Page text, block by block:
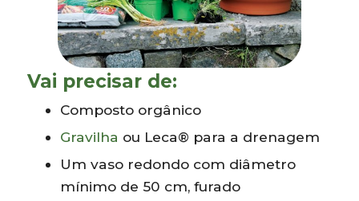
Vai precisar de:
Composto orgânico
Gravilha ou Leca® para a drenagem
Um vaso redondo com diâmetro
mínimo de 50 cm, furado